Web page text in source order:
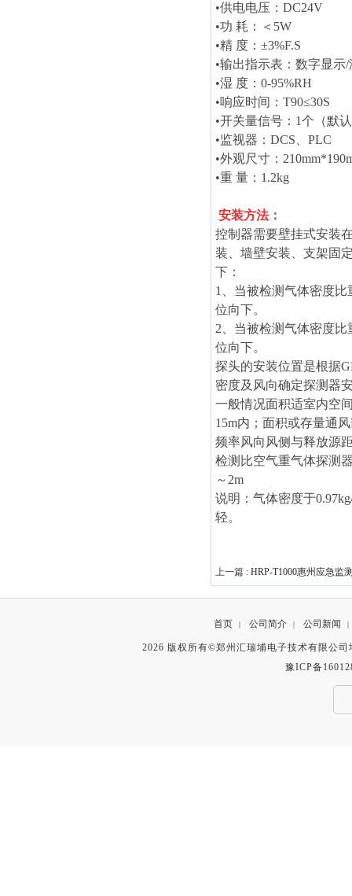
•供电电压：DC24V
•功 耗：＜5W
•精 度：±3%F.S
•输出指示表：数字显示
•湿 度：0-95%RH
•响应时间：T90≤30S
•开关量信号：1个（默
•监视器：DCS、PLC
•外观尺寸：
•重 量：1.2kg
安装方法：
控制器需要壁挂式安装
装、墙壁安装、支架固
下：
1、当被检测气体密度
位向下。
2、当被检测气体密度
位向下。
探头的安装位置是根据
密度及风向确定探测器
一般情况面积适室内空
15m内；面积或存量通
频率风向风侧与释放源
检测比空气重气体探测
～2m
说明：气体密度于
轻。
上一篇 : HRP-T1000惠州应急监
首页 | 公司简介 | 公司新闻 |
2026 版权所有©郑州汇瑞埔电子技术有限公
豫ICP备